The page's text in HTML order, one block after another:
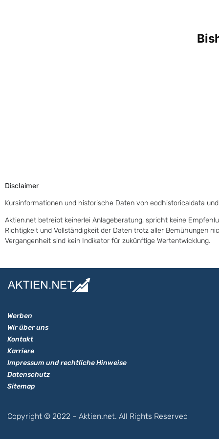
Disclaimer
Kursinformationen und historische Daten von eodhistoricaldata und
Aktien.net betreibt keinerlei Anlageberatung, spricht keine
Richtigkeit und Vollständigkeit der Daten trotz aller Bemühungen
Vergangenheit sind kein Indikator für zukünftige Wertentwicklung.
Werben
Wir über uns
Kontakt
Karriere
Impressum und rechtliche Hinweise
Datenschutz
Sitemap
Copyright © 2022 – Aktien.net. All Rights Reserved